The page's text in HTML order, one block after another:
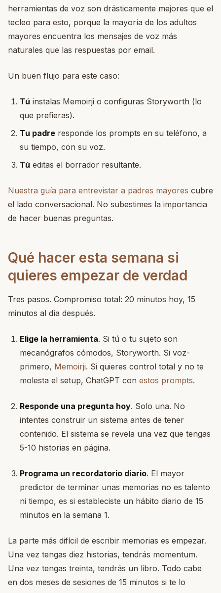
herramientas de voz son drásticamente mejores que el
tecleo para esto, porque la mayoría de los adultos
mayores encuentra los mensajes de voz más
naturales que las respuestas por email.
Un buen flujo para este caso:
Tú instalas Memoirji o configuras Storyworth (lo
que prefieras).
Tu padre responde los prompts en su teléfono, a
su tiempo, con su voz.
Tú editas el borrador resultante.
Nuestra guía para entrevistar a padres mayores cubre
el lado conversacional. No subestimes la importancia
de hacer buenas preguntas.
Qué hacer esta semana si
quieres empezar de verdad
Tres pasos. Compromiso total: 20 minutos hoy, 15
minutos al día después.
Elige la herramienta. Si tú o tu sujeto son
mecanógrafos cómodos, Storyworth. Si voz-
primero, Memoirji. Si quieres control total y no te
molesta el setup, ChatGPT con estos prompts.
Responde una pregunta hoy. Solo una. No
intentes construir un sistema antes de tener
contenido. El sistema se revela una vez que tengas
5-10 historias en página.
Programa un recordatorio diario. El mayor
predictor de terminar unas memorias no es talento
ni tiempo, es si estableciste un hábito diario de 15
minutos en la semana 1.
La parte más difícil de escribir memorias es empezar.
Una vez tengas diez historias, tendrás momentum.
Una vez tengas treinta, tendrás un libro. Todo cabe
en dos meses de sesiones de 15 minutos si te lo